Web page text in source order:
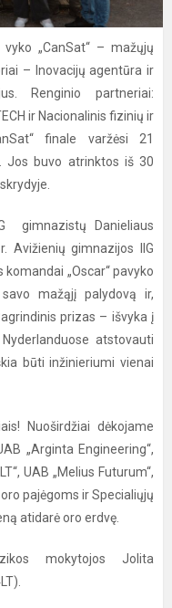
„CanSat“ – mažųjų
– Inovacijų agentūra ir
Renginio partneriai:
ir Nacionalinis fizinių ir
finale varžėsi 21
Jos buvo atrinktos iš 30
gimnazistų Danieliaus
Avižienių gimnazijos IIG
„Oscar“ pavyko
mažąjį palydovą ir,
prizas – išvyka į
atstovauti
būti inžinieriumi vienai
Nuoširdžiai dėkojame
„Arginta Engineering“,
UAB „Melius Futurum“,
pajėgoms ir Specialiųjų
atidarė oro erdvę.
mokytojos Jolita